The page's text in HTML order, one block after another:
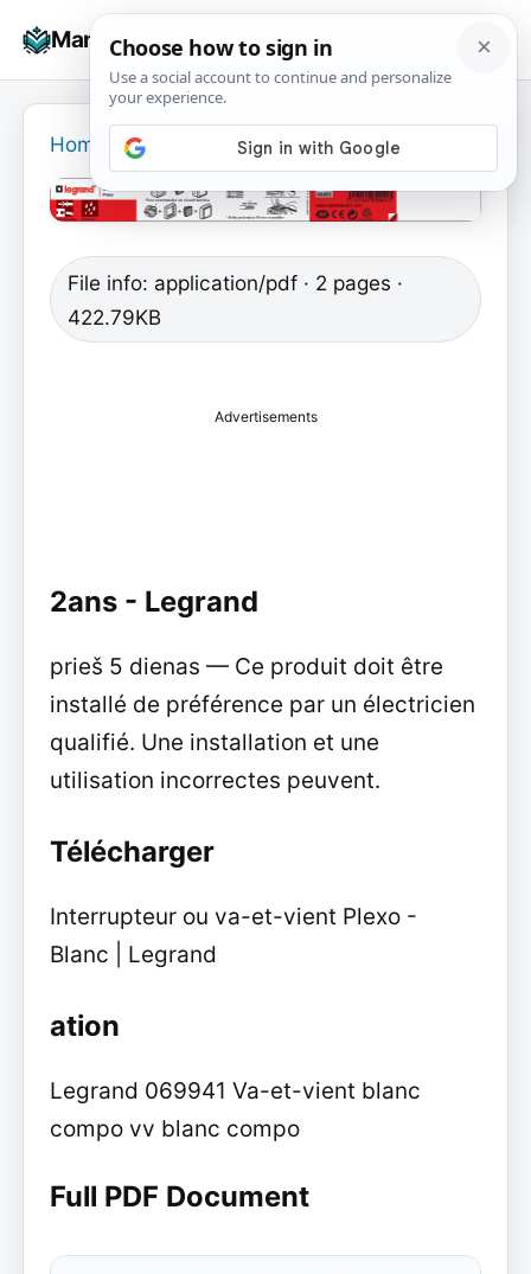
Manuals+
☰
Home
File info: application/pdf · 2 pages ·
422.79KB
Advertisements
2ans - Legrand
prieš 5 dienas — Ce produit doit être
installé de préférence par un électricien
qualifié. Une installation et une
utilisation incorrectes peuvent.
Télécharger
Interrupteur ou va-et-vient Plexo -
Blanc | Legrand
ation
Legrand 069941 Va-et-vient blanc
compo vv blanc compo
Full PDF Document